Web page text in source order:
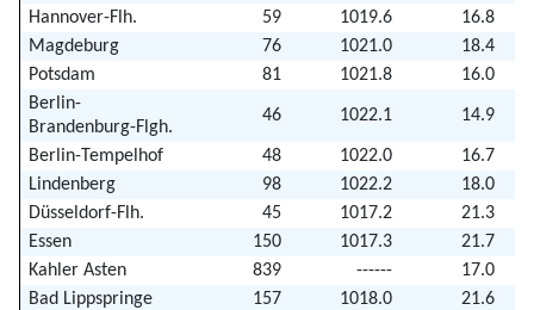
Hannover-Flh. 59 1019.6
16.8
Magdeburg
76 1021.0
18.4
Potsdam
81 1021.8
16.0
Berlin-
Brandenburg-Flgh.
46 1022.1 14.9
Berlin-Tempelhof 48 1022.0
16.7
Lindenberg
98 1022.2
18.0
Düsseldorf-Flh.
45 1017.2
21.3
Essen
150 1017.3
21.7
Kahler Asten
839 ------
17.0
Bad Lippspringe
157 1018.0
21.6